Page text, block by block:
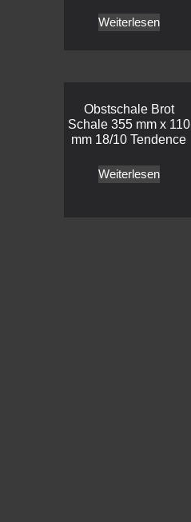
Weiterlesen
Obstschale Brot
Schale 355 mm x 110
mm 18/10 Tendence
Weiterlesen